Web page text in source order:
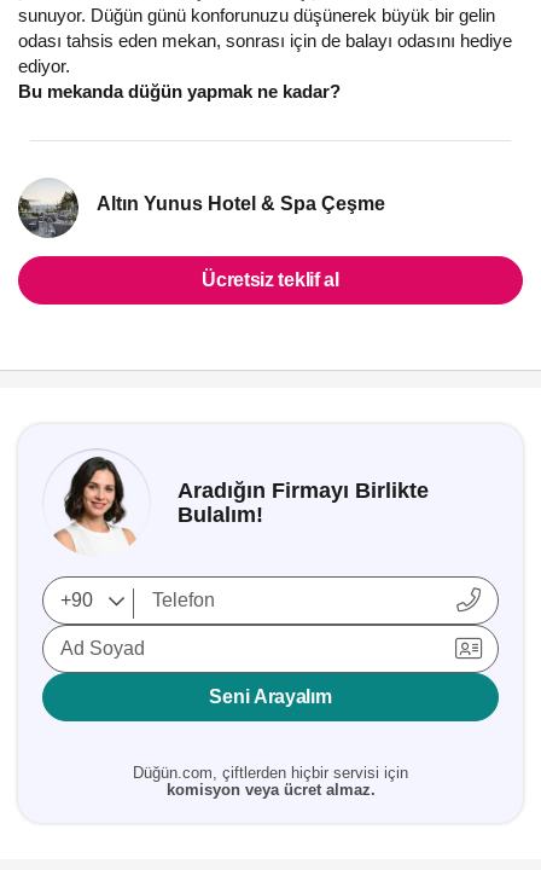
sunuyor. Düğün günü konforunuzu düşünerek büyük bir gelin
odası tahsis eden mekan, sonrası için de balayı odasını hediye
ediyor.
Bu mekanda düğün yapmak ne kadar?
Altın Yunus Hotel & Spa Çeşme
Ücretsiz teklif al
Aradığın Firmayı Birlikte
Bulalım!
Ad Soyad
Seni Arayalım
Düğün.com, çiftlerden hiçbir servisi için
komisyon veya ücret almaz.